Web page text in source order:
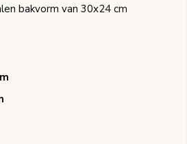
bakvorm van 30x24 cm